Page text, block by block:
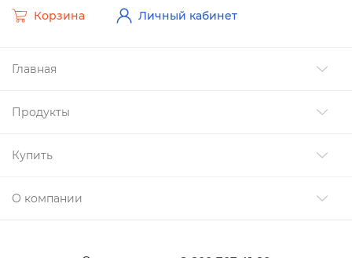
Главная
Продукты
Купить
О компании
Корзина Личный кабинет